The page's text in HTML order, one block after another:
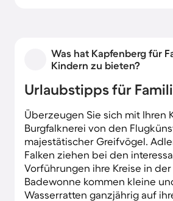
Was hat Kapfenberg für
Kindern zu bieten?
Urlaubstipps für
Überzeugen Sie sich mit Ihren
Burgfalknerei von den
majestätischer Greifvögel.
Falken ziehen bei den
Vorführungen ihre Kreise in
Badewonne kommen kleine
Wasserratten ganzjährig auf